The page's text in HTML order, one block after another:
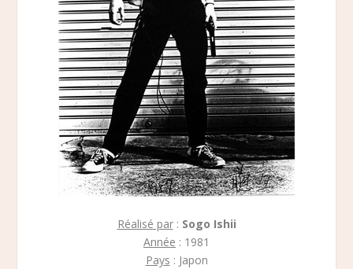
Réalisé par: Sogo Ishii
Année : 1981
Pays : Japon